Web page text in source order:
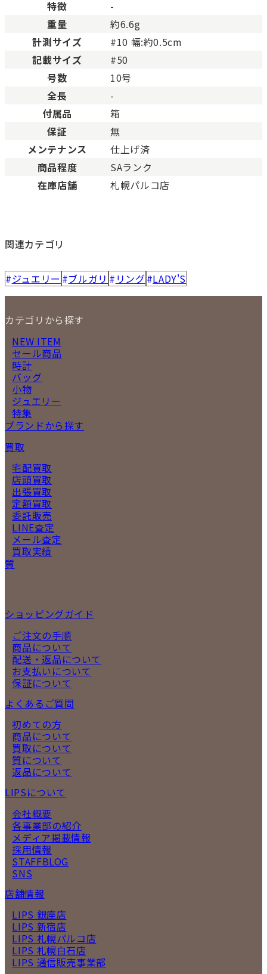
BCランク
Cランク
特徴
-
重量
約6.6g
計測サイズ
#10 幅:約0.5cm
記載サイズ
#50
号数
10号
全長
-
付属品
箱
保証
無
メンテナンス
仕上げ済
商品程度
SAランク
在庫店舗
札幌パルコ店
関連カテゴリ
ジュエリー ブルガリ リング LADY'S
カテゴリから探す
NEW ITEM
セール商品
時計
バッグ
小物
ジュエリー
特集
ブランドから探す
買取
宅配買取
店頭買取
出張買取
定額買取
委託販売
LINE査定
メール査定
買取実績
質
ショッピングガイド
ご注文の手順
商品について
配送・返品について
お支払いについて
保証について
よくあるご質問
初めての方
商品について
買取について
質について
返品について
LIPSについて
会社概要
各事業部の紹介
メディア掲載情報
採用情報
STAFFBLOG
SNS
店舗情報
LIPS 銀座店
LIPS 新宿店
LIPS 札幌パルコ店
LIPS 札幌白石店
LIPS 通信販売事業部